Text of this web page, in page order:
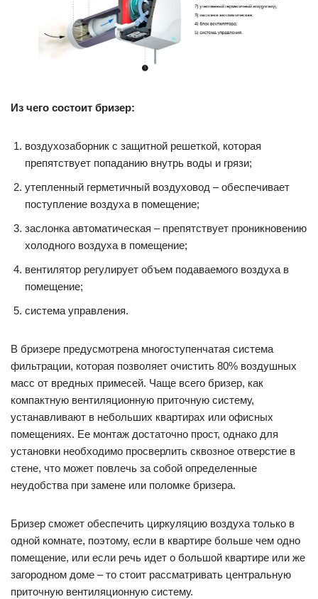
Из чего состоит бризер:
воздухозаборник с защитной решеткой, которая
препятствует попаданию внутрь воды и грязи;
утепленный герметичный воздуховод – обеспечивает
поступление воздуха в помещение;
заслонка автоматическая – препятствует проникновению
холодного воздуха в помещение;
вентилятор регулирует объем подаваемого воздуха в
помещение;
система управления.
В бризере предусмотрена многоступенчатая система
фильтрации, которая позволяет очистить 80% воздушных
масс от вредных примесей. Чаще всего бризер, как
компактную вентиляционную приточную систему,
устанавливают в небольших квартирах или офисных
помещениях. Ее монтаж достаточно прост, однако для
установки необходимо просверлить сквозное отверстие в
стене, что может повлечь за собой определенные
неудобства при замене или поломке бризера.
Бризер сможет обеспечить циркуляцию воздуха только в
одной комнате, поэтому, если в квартире больше чем одно
помещение, или если речь идет о большой квартире или же
загородном доме – то стоит рассматривать центральную
приточную вентиляционную систему.